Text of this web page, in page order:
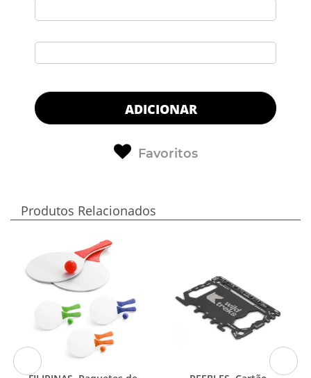
ADICIONAR
Favoritos
Produtos Relacionados